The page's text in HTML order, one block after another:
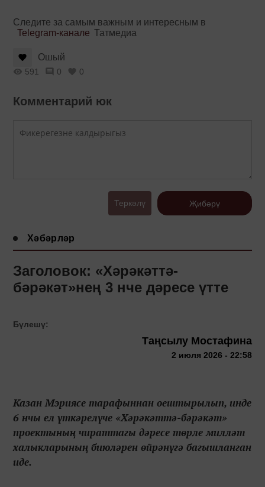
Следите за самым важным и интересным в
Telegram-канале Татмедиа
Ошый
591 0 0
Комментарий юк
Теркәлү Җибәрү
Хәбәрләр
Заголовок: «Хәрәкәттә-
бәрәкәт»нең 3 нче дәресе үтте
Бүлешү:
Таңсылу Мостафина
2 июля 2026 - 22:58
Казан Мэриясе тарафыннан оештырылып, инде
6 нчы ел үткәрелүче «Хәрәкәттә-бәрәкәт»
проектының чираттагы дәресе төрле милләт
халыкларының биюләрен өйрәнүгә багышланган
иде.